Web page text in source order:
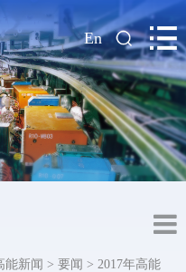
| En
能新闻 > 要闻 > 2017年高能